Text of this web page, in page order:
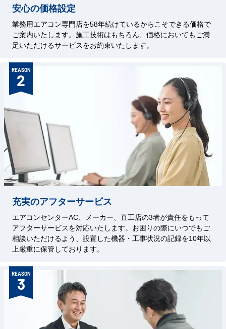
安心の価格設定
業務用エアコン専門店を58年続けているからこそできる価格で
ご案内いたします。施工技術はもちろん、価格においてもご満
足いただけるサービスをお約束いたします。
REASON
2
充実のアフターサービス
エアコンセンターAC、メーカー、直工店の3者が責任をもって
アフターサービスを対応いたします。お困りの際にいつでもご
相談いただけるよう、設置した機器・工事状況の記録を10年以
上厳重に保管しております。
REASON
3